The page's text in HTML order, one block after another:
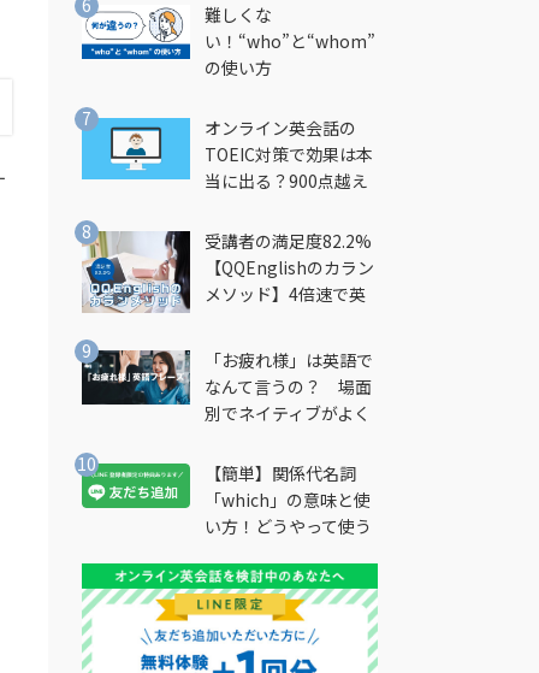
難しくな
い！“who”と“whom”
の使い方
オンライン英会話の
TOEIC対策で効果は本
当に出る？900点越え
受講者の満足度82.2%
【QQEnglishのカラン
メソッド】4倍速で英
法とは？
「お疲れ様」は英語で
なんて言うの？ 場面
別でネイティブがよく
説
【簡単】関係代名詞
「which」の意味と使
い方！どうやって使う